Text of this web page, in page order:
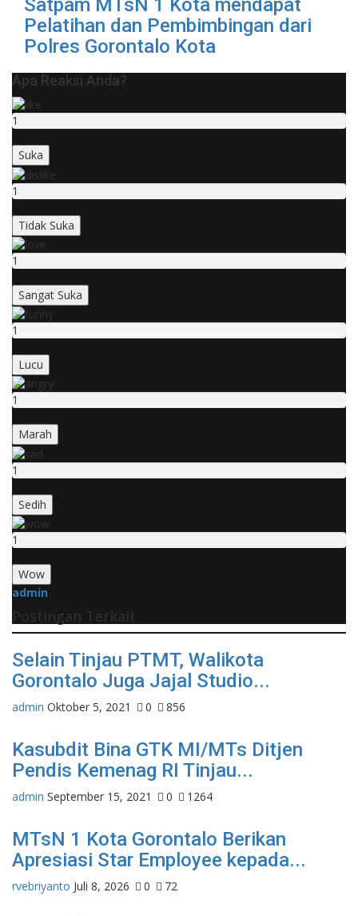
Satpam MTsN 1 Kota mendapat
Pelatihan dan Pembimbingan dari
Polres Gorontalo Kota
Apa Reaksi Anda?
1
Suka
1
Tidak Suka
1
Sangat Suka
1
Lucu
1
Marah
1
Sedih
1
Wow
admin
Postingan Terkait
Selain Tinjau PTMT, Walikota
Gorontalo Juga Jajal Studio...
admin Oktober 5, 2021 0 856
Kasubdit Bina GTK MI/MTs Ditjen
Pendis Kemenag RI Tinjau...
admin September 15, 2021 0 1264
MTsN 1 Kota Gorontalo Berikan
Apresiasi Star Employee kepada...
rvebriyanto Juli 8, 2026 0 72